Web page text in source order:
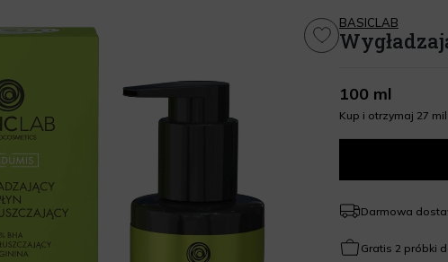
BASICLAB
100 ml
Kup i otrzymaj 27 mil
Darmowa
Gratis 2 próbki